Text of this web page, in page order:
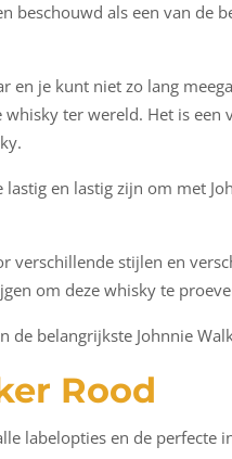
beschouwd als een van de
en je kunt niet zo lang
ter wereld. Het is
en lastig zijn om met
verschillende stijlen en
om deze whisky te
de belangrijkste Johnnie
Rood
labelopties en de perfecte